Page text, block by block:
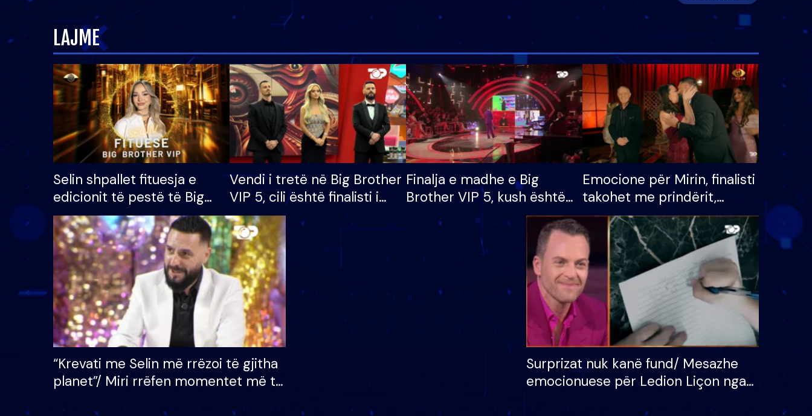
LAJME
Selin shpallet fituesja e
edicionit të pestë të Big
Brother VIP, rrëmben
çmimin e madh prej 100
mijë eurosh
Vendi i tretë në Big Brother
VIP 5, cili është finalisti i
radhës që lë shtëpinë
Finalja e madhe e Big
Brother VIP 5, kush është
banori i parë që lë shtëpinë
dhe humb mundësinë për
të fituar çmimin e madh
Emocione për Mirin, finalisti
takohet me prindërit,
vajzën dhe bashkëshorten:
S’kemi ndonjë letër divorci
apo jo?
“Krevati me Selin më rrëzoi të gjitha
planet”/ Miri rrëfen momentet më të
Surprizat nuk kanë fund/ Mesazhe
emocionuese për Ledion Liçon nga